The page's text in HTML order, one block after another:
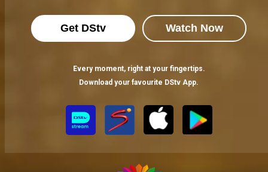
Get DStv Watch Now
Every moment, right at your fingertips.
Download your favourite DStv App.